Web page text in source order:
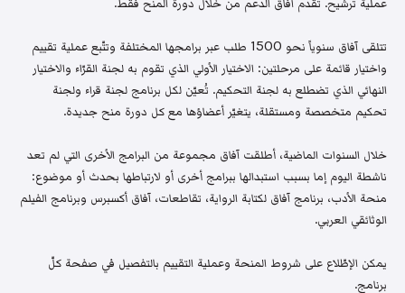
تتلقى آفاق سنوياً نحو 1500 طلب عبر برامجها المختلفة وتتّبع عملية تقييم
واختيار قائمة على مرحلتين: الاختيار الأولي الذي تقوم به لجنة القرّاء والاختيار
النهائي الذي تضطلع به لجنة التحكيم. تُعيّن لكل برنامج لجنة قراء ولجنة
تحكيم متخصصة ومستقلة، يتغيّر أعضاؤها مع كل دورة منح جديدة.
خلال السنوات الماضية، أطلقت آفاق مجموعة من البرامج الأخرى التي لم تعد
ناشطة اليوم إما بسبب استبدالها ببرامج أخرى أو لارتباطها بحدث أو موضوع:
منحة الأدب، برنامج آفاق لكتابة الرواية، تقاطعات، آفاق أكسبرس وبرنامج الفيلم
الوثائقي العربي.
يمكن الإطّلاع على شروط المنحة وعملية التقييم بالتفصيل في صفحة كلّ
برنامج.